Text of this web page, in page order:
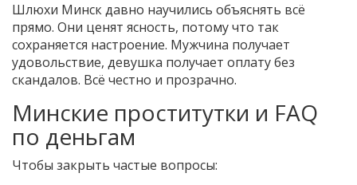
Шлюхи Минск давно научились объяснять всё
прямо. Они ценят ясность, потому что так
сохраняется настроение. Мужчина получает
удовольствие, девушка получает оплату без
скандалов. Всё честно и прозрачно.
Минские проститутки и FAQ
по деньгам
Чтобы закрыть частые вопросы: